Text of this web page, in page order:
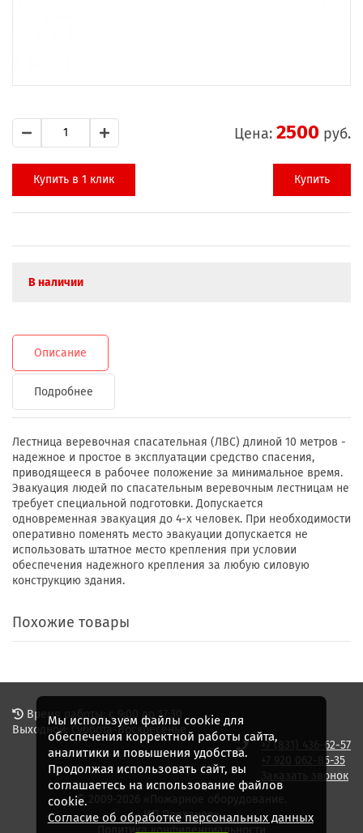
Цена: 2500 руб.
Купить в 1 клик Купить
В наличии
Описание
Подробнее
Лестница веревочная спасательная (ЛВС) длиной 10 метров -
надежное и простое в эксплуатации средство спасения,
приводящееся в рабочее положение за минимальное время.
Эвакуация людей по спасательным веревочным лестницам не
требует специальной подготовки. Допускается
одновременная эвакуация до 4-х человек. При необходимости
оперативно поменять место эвакуации допускается не
использовать штатное место крепления при условии
обеспечения надежного крепления за любую силовую
конструкцию здания.
Похожие товары
© 2009-2026 «Пожарное оборудование.
ИП Плеханов»
Политика конфиденциальности
Время работы: с 9:00 до 17:30
Выходной: Суббота-Воскресенье
+7 (831) 436-62-57
+7 920 062-85-35
Заказать звонок
Мы используем файлы cookie для
обеспечения корректной работы сайта,
аналитики и повышения удобства.
Продолжая использовать сайт, вы
соглашаетесь на использование файлов
cookie.
Согласие об обработке персональных данных